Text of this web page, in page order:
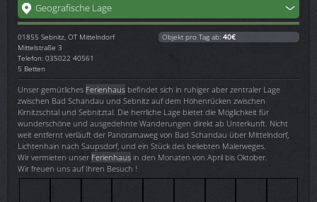
Geografische Lage
01855 Sebnitz, OT Mittelndorf
Mittelstraße 3
Telefon: 035022 40561
5 Betten
Objekt pro Tag ab: 40€
Unser gemütliches Ferienhaus befindet sich in ruhiger aber zentraler Lage
zwischen Bad Schandau und Sebnitz auf dem Höhenrücken zwischen
Kirnitzschtal und Sebnitztal. Die herrliche Lage bietet die Möglichkeit für
wunderschöne und ausgedehnte Wanderungen direkt ab Unterkunft. Nicht
weit entfernt verläuft der Panoramaweg von Bad Schandau über Mittelndorf,
Lichtenhain nach Saupsdorf, und ein Stück des beliebten Malerweges.
Wir vermieten unser Ferienhaus in den Monaten von April bis Oktober.
Wir freuen uns auf Ihren Besuch !